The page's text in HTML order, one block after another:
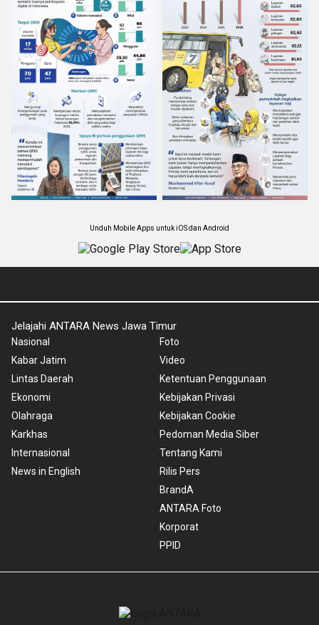
Unduh Mobile Apps untuk iOS dan Android
Jelajahi ANTARA News Jawa Timur
Nasional
Kabar Jatim
Lintas Daerah
Ekonomi
Olahraga
Karkhas
Internasional
News in English
Foto
Video
Ketentuan Penggunaan
Kebijakan Privasi
Kebijakan Cookie
Pedoman Media Siber
Tentang Kami
Rilis Pers
BrandA
ANTARA Foto
Korporat
PPID